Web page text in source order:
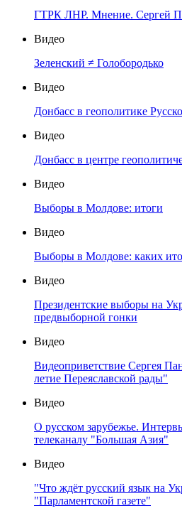
ГТРК ЛНР. Мнение. Сергей
Видео
Зеленский ≠ Голобородько
Видео
Донбасс в геополитике
Видео
Донбасс в центре
Видео
Выборы в Молдове: итоги
Видео
Выборы в Молдове: каких
Видео
Президентские выборы на
предвыборной гонки
Видео
Видеоприветствие Сергея
летие Переяславской рады"
Видео
О русском зарубежье.
телеканалу "Большая Азия"
Видео
"Что ждёт русский язык на
"Парламентской газете"